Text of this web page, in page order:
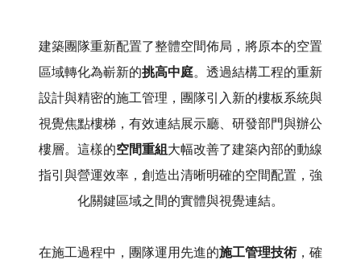
建築團隊重新配置了整體空間佈局，將原本的空置
區域轉化為嶄新的挑高中庭。透過結構工程的重新
設計與精密的施工管理，團隊引入新的樓板系統與
視覺焦點樓梯，有效連結展示廳、研發部門與辦公
樓層。這樣的空間重組大幅改善了建築內部的動線
指引與營運效率，創造出清晰明確的空間配置，強
化關鍵區域之間的實體與視覺連結。
在施工過程中，團隊運用先進的施工管理技術 ，確